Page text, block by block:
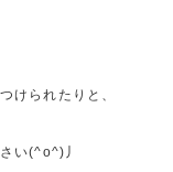
けられたりと、
い(^o^)丿